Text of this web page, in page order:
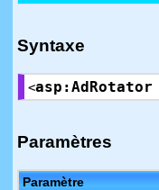
Syntaxe
<asp:AdRotator
Paramètres
Paramètre